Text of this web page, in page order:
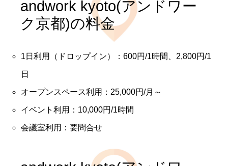
andwork kyoto(アンドワー
ク京都)の料金
1日利用（ドロップイン）：600円/1時間、2,800円/1
日
オープンスペース利用：25,000円/月～
イベント利用：10,000円/1時間
会議室利用：要問合せ